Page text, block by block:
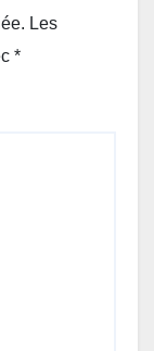
Les
*